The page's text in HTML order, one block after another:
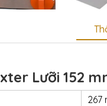
Lưỡi 152
267